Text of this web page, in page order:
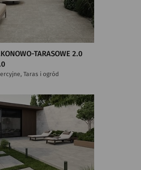
TARASOWE 2.0
Taras i ogród